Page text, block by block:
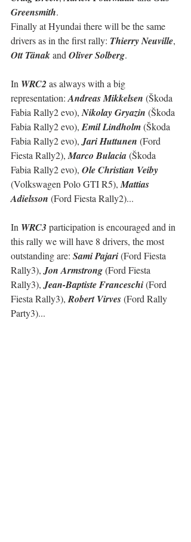
Greensmith.
Finally at Hyundai there will be the same
drivers as in the first rally: Thierry Neuville,
Ott Tänak and Oliver Solberg.
In WRC2 as always with a big
representation: Andreas Mikkelsen (Škoda
Fabia Rally2 evo), Nikolay Gryazin (Škoda
Fabia Rally2 evo), Emil Lindholm (Škoda
Fabia Rally2 evo), Jari Huttunen (Ford
Fiesta Rally2), Marco Bulacia (Škoda
Fabia Rally2 evo), Ole Christian Veiby
(Volkswagen Polo GTI R5), Mattias
Adielsson (Ford Fiesta Rally2)...
In WRC3 participation is encouraged and in
this rally we will have 8 drivers, the most
outstanding are: Sami Pajari (Ford Fiesta
Rally3), Jon Armstrong (Ford Fiesta
Rally3), Jean-Baptiste Franceschi (Ford
Fiesta Rally3), Robert Virves (Ford Rally
Party3)...